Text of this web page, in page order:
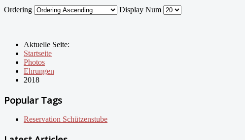
Ordering Display Num
Aktuelle Seite:
Startseite
Photos
Ehrungen
2018
Popular Tags
Reservation Schützenstube